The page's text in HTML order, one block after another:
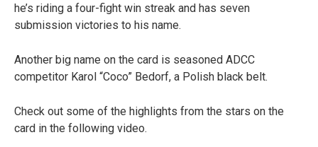
he’s riding a four-fight win streak and has seven
submission victories to his name.
Another big name on the card is seasoned ADCC
competitor Karol “Coco” Bedorf, a Polish black belt.
Check out some of the highlights from the stars on the
card in the following video.